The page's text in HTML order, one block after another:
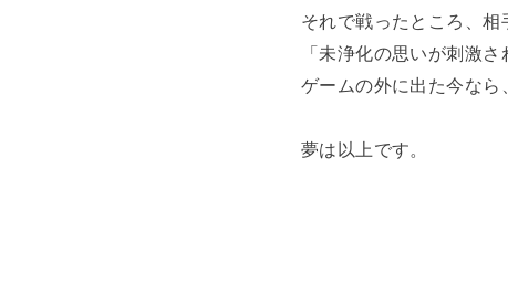
それで戦ったところ、相
「未浄化の思いが刺激さ
ゲームの外に出た今なら
夢は以上です。